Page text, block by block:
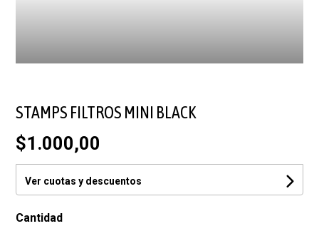
STAMPS FILTROS MINI BLACK
$1.000,00
Ver cuotas y descuentos
Cantidad